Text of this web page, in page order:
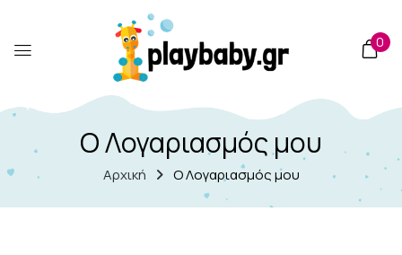
0
Ο Λογαριασμός μου
Αρχική Ο Λογαριασμός μου